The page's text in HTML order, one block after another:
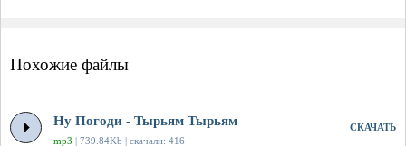
Похожие файлы
Ну Погоди - Тырьям Тырьям
mp3 | 739.84Kb | скачали: 416
СКАЧАТЬ